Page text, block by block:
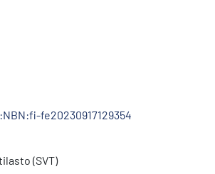
fe20230917129354
(SVT)